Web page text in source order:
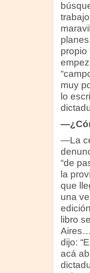
propio
muy
lo
—La
“de
la
que
una
libro
dijo:
acá